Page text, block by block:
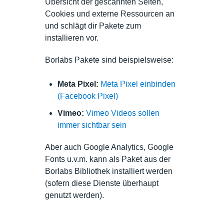
Cookies und externe Ressourcen an
und schlägt dir Pakete zum
installieren vor.
Borlabs Pakete sind beispielsweise:
Meta Pixel: Meta Pixel einbinden
(Facebook Pixel)
Vimeo: Vimeo Videos sollen
immer sichtbar sein
Aber auch Google Analytics, Google
Fonts u.v.m. kann als Paket aus der
Borlabs Bibliothek installiert werden
(sofern diese Dienste überhaupt
genutzt werden).